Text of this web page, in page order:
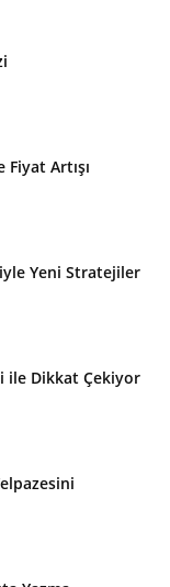
Artışı
Yeni Stratejiler
ile Dikkat Çekiyor